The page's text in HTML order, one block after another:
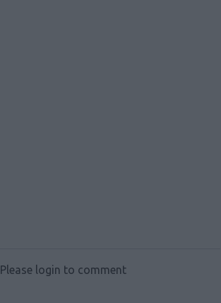
Please login to comment